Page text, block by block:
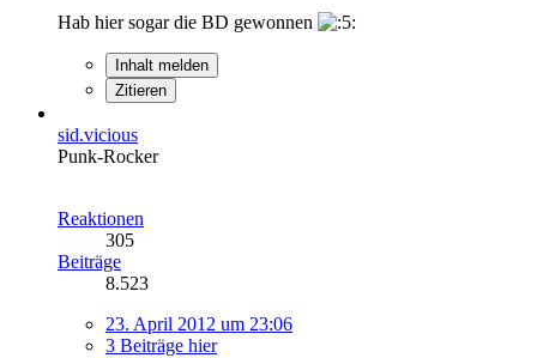
Hab hier sogar die BD gewonnen
Inhalt melden
Zitieren
sid.vicious
Punk-Rocker
Reaktionen
305
Beiträge
8.523
23. April 2012 um 23:06
3 Beiträge hier